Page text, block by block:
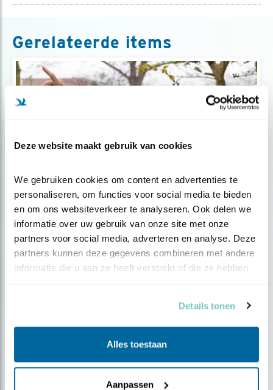
Deze website maakt gebruik van cookies
We gebruiken cookies om content en advertenties te
personaliseren, om functies voor social media te bieden
en om ons websiteverkeer te analyseren. Ook delen we
informatie over uw gebruik van onze site met onze
partners voor social media, adverteren en analyse. Deze
partners kunnen deze gegevens combineren met andere
informatie die u aan ze heeft verstrekt of die ze hebben
Details tonen
Alles toestaan
Aanpassen
Gerelateerde items
Tip
Vrijwilliger in voor- en tegenspoed
AL DERTIG JAAR WETLANDWACHT
Door Kirsten Dorrestijn